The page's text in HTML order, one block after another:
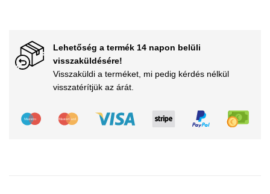
Lehetőség a termék 14 napon belüli
visszaküldésére!
Visszaküldi a terméket, mi pedig kérdés nélkül
visszatérítjük az árát.